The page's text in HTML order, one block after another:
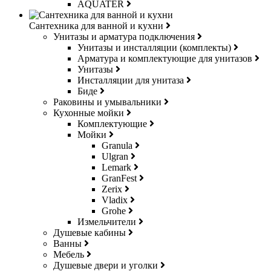
AQUATER
Сантехника для ванной и кухни
Унитазы и арматура подключения
Унитазы и инсталляции (комплекты)
Арматура и комплектующие для унитазов
Унитазы
Инсталляции для унитаза
Биде
Раковины и умывальники
Кухонные мойки
Комплектующие
Мойки
Granula
Ulgran
Lemark
GranFest
Zerix
Vladix
Grohe
Измельчители
Душевые кабины
Ванны
Мебель
Душевые двери и уголки